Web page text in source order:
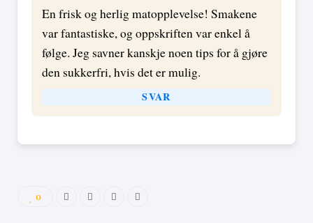
En frisk og herlig matopplevelse! Smakene
var fantastiske, og oppskriften var enkel å
følge. Jeg savner kanskje noen tips for å gjøre
den sukkerfri, hvis det er mulig.
SVAR
0